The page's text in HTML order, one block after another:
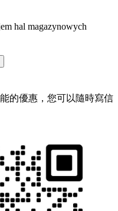
hal magazynowych
的優惠，您可以隨時寫信